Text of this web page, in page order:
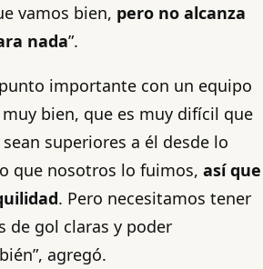
vamos bien, pero no alcanza
nada”.
importante con un equipo
bien, que es muy difícil que
superiores a él desde lo
que nosotros lo fuimos, así que
. Pero necesitamos tener
de gol claras y poder
agregó.